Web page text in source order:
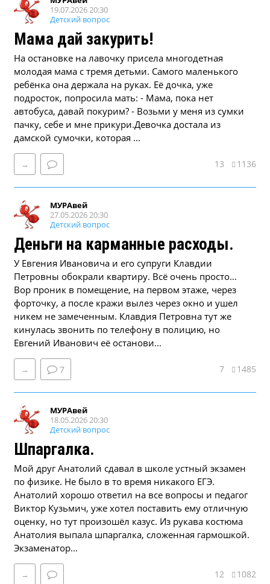
19.07.2026 20:30
Детский вопрос
Мама дай закурить!
На остановке на лавочку присела многодетная
молодая мама с тремя детьми. Самого маленького
ребёнка она держала на руках. Её дочка, уже
подросток, попросила мать: - Мама, пока нет
автобуса, давай покурим? - Возьми у меня из сумки
пачку, себе и мне прикури.Девочка достала из
дамской сумочки, которая ...
→ 13 1136
МУРАвей
27.05.2026 20:30
Детский вопрос
Деньги на карманные расходы.
У Евгения Ивановича и его супруги Клавдии
Петровны обокрали квартиру. Всё очень просто…
Вор проник в помещение, на первом этаже, через
форточку, а после кражи вылез через окно и ушел
никем не замеченным. Клавдия Петровна тут же
кинулась звонить по телефону в полицию, но
Евгений Иванович её останови...
→ 7 7 1485
МУРАвей
18.05.2026 20:30
Детский вопрос
Шпаргалка.
Мой друг Анатолий сдавал в школе устный экзамен
по физике. Не было в то время никакого ЕГЭ.
Анатолий хорошо ответил на все вопросы и педагог
Виктор Кузьмич, уже хотел поставить ему отличную
оценку, но тут произошёл казус. Из рукава костюма
Анатолия выпала шпаргалка, сложенная гармошкой.
Экзаменатор...
→ 12 1082